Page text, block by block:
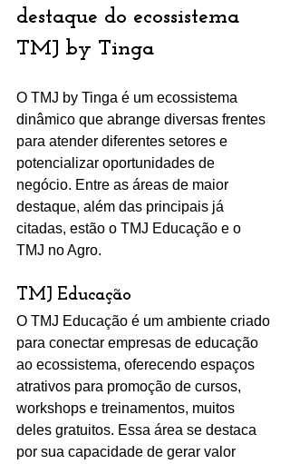
destaque do ecossistema
TMJ by Tinga
O TMJ by Tinga é um ecossistema
dinâmico que abrange diversas frentes
para atender diferentes setores e
potencializar oportunidades de
negócio. Entre as áreas de maior
destaque, além das principais já
citadas, estão o TMJ Educação e o
TMJ no Agro.
TMJ Educação
O TMJ Educação é um ambiente criado
para conectar empresas de educação
ao ecossistema, oferecendo espaços
atrativos para promoção de cursos,
workshops e treinamentos, muitos
deles gratuitos. Essa área se destaca
por sua capacidade de gerar valor